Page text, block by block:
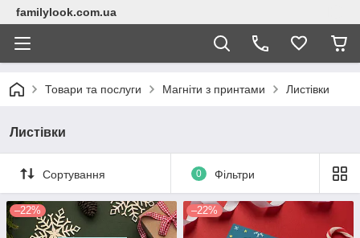
familylook.com.ua
Товари та послуги Магніти з принтами Листівки
Листівки
Сортування 0 Фільтри
–22% –22%